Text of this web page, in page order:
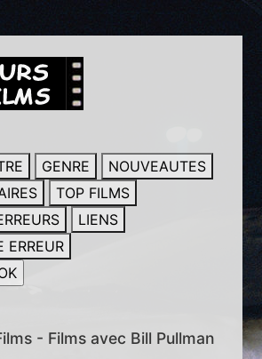
GENRE
NOUVEAUTES
TOP FILMS
LIENS
ERREUR
- Films avec Bill Pullman